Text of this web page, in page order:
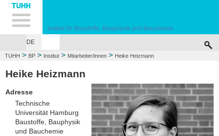
Hauptnavigation
Unternavigation
Inhalt
Suche
Institut für Baustoffe, Bauphysik und Bauchemie
DE
DIENSTLEISTUNGEN
TUHH > BP > Institut > Mitarbeiter/innen > Heike Heizmann
Heike Heizmann
Adresse
Technische
Universität Hamburg
Baustoffe, Bauphysik
und Bauchemie